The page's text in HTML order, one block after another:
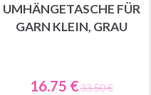
UMHÄNGETASCHE FÜR
GARN KLEIN, GRAU
16.75 €33.50 €